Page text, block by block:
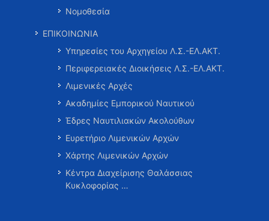
Νομοθεσία
ΕΠΙΚΟΙΝΩΝΙΑ
Υπηρεσίες του Αρχηγείου Λ.Σ.-ΕΛ.ΑΚΤ.
Περιφερειακές Διοικήσεις Λ.Σ.-ΕΛ.ΑΚΤ.
Λιμενικές Αρχές
Ακαδημίες Εμπορικού Ναυτικού
Έδρες Ναυτιλιακών Ακολούθων
Ευρετήριο Λιμενικών Αρχών
Χάρτης Λιμενικών Αρχών
Κέντρα Διαχείρισης Θαλάσσιας
Κυκλοφορίας …